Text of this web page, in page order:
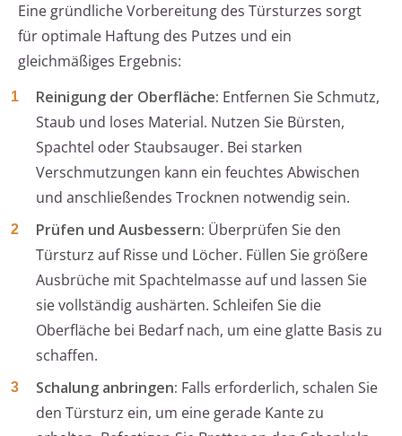
Eine gründliche Vorbereitung des Türsturzes sorgt
für optimale Haftung des Putzes und ein
gleichmäßiges Ergebnis:
Reinigung der Oberfläche: Entfernen Sie Schmutz,
Staub und loses Material. Nutzen Sie Bürsten,
Spachtel oder Staubsauger. Bei starken
Verschmutzungen kann ein feuchtes Abwischen
und anschließendes Trocknen notwendig sein.
Prüfen und Ausbessern: Überprüfen Sie den
Türsturz auf Risse und Löcher. Füllen Sie größere
Ausbrüche mit Spachtelmasse auf und lassen Sie
sie vollständig aushärten. Schleifen Sie die
Oberfläche bei Bedarf nach, um eine glatte Basis zu
schaffen.
Schalung anbringen: Falls erforderlich, schalen Sie
den Türsturz ein, um eine gerade Kante zu